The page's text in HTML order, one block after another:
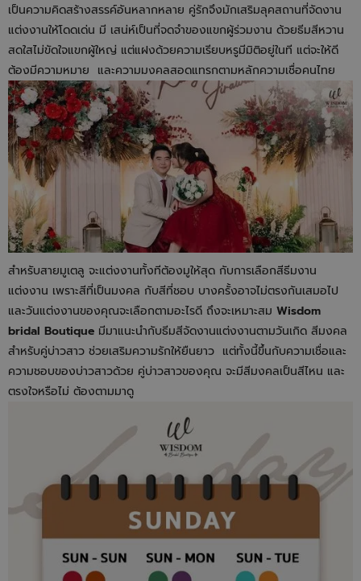
เป็นความคิดสร้างสรรค์อันหลากหลาย คู่รักจึงมักเสริมลุคสถานที่จัดงาน
แต่งงานให้โดดเด่น มี เสน่ห์เป็นที่จดจำของแขกผู้ร่วมงาน ด้วยธีมสีหวาน
สดใสไม่ขัดใจแขกผู้ใหญ่ แต่แฝงด้วยความเรียบหรูมีมิติอยู่ในที แต่จะให้ดี
ต้องมีความหมาย และความมงคลสอดแทรกตามหลักความเชื่อคนไทย
สำหรับสายมูเตลู จะแต่งงานทั้งทีต้องมูให้สุด กับการเลือกสีธีมงาน
แต่งงาน เพราะสีที่เป็นมงคล กับสีที่ชอบ บางครั้งอาจไม่ตรงกันเสมอไป
และวันแต่งงานของคุณจะเลือกตามอะไรดี ถึงจะเหมาะสม Wisdom
bridal Boutique มีมาแนะนำกับธีมสีจัดงานแต่งงานตามวันเกิด สีมงคล
สำหรับคู่บ่าวสาว ช่วยเสริมความรักให้ยืนยาว แต่ทั้งนี้ขึ้นกับความเชื่อและ
ความชอบของบ่าวสาวด้วย คู่บ่าวสาวของคุณ จะมีสีมงคลเป็นสีไหน และ
ตรงใจหรือไม่ ต้องตามมาดู